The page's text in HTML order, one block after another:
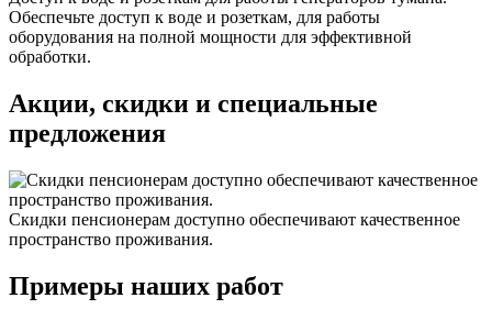
Обеспечьте доступ к воде и розеткам, для работы
оборудования на полной мощности для эффективной
обработки.
Акции, скидки и специальные
предложения
Скидки пенсионерам доступно обеспечивают качественное
пространство проживания.
Примеры наших работ